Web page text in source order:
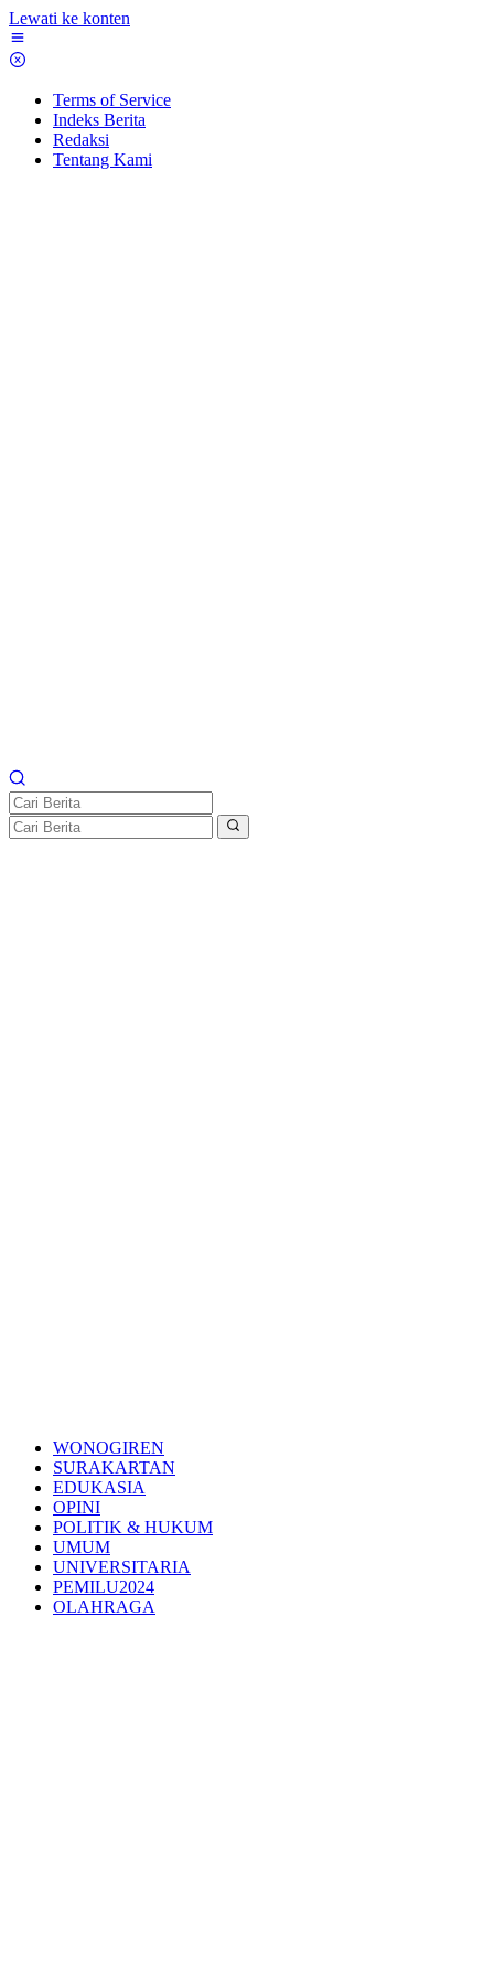
Lewati ke konten
Terms of Service
Indeks Berita
Redaksi
Tentang Kami
WONOGIREN
SURAKARTAN
EDUKASIA
OPINI
POLITIK & HUKUM
UMUM
UNIVERSITARIA
PEMILU2024
OLAHRAGA